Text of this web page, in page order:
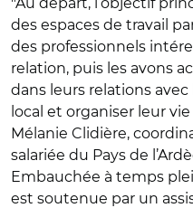
des espaces de travail
des professionnels
relation, puis les avons
dans leurs relations
local et organiser leur
Mélanie Clidière,
salariée du Pays de
Embauchée à temps
est soutenue par un